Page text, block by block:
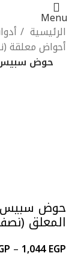
Menu
الرئيسية
أحواض معلقة
المعلق
1,044EGP
–